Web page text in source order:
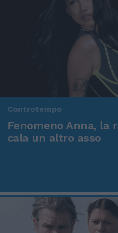
Controtempo
Fenomeno Anna, la
cala un altro asso